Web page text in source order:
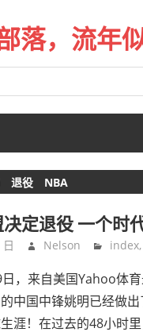
落，流年
退役 NBA
定退役 一个时
Nelson index,
来自美国Yahoo体育
中国中锋姚明已经做
涯！在过去的48小时